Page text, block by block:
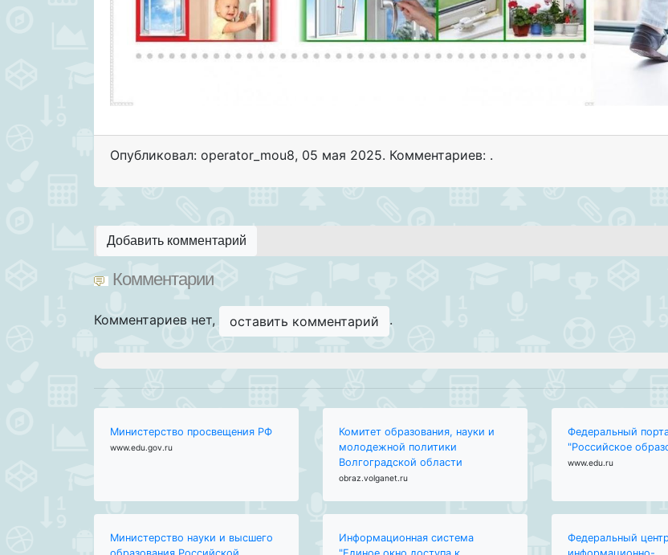
Опубликовал: operator_mou8, 05 мая 2025. Комментариев: .
Добавить комментарий
Комментарии
Комментариев нет, оставить комментарий .
Министерство просвещения РФ
www.edu.gov.ru
Комитет образования, науки и
молодежной политики
Волгоградской области
obraz.volganet.ru
Федеральный
"Российское
www.edu.ru
Министерство науки и высшего
Информационная система
Федеральный